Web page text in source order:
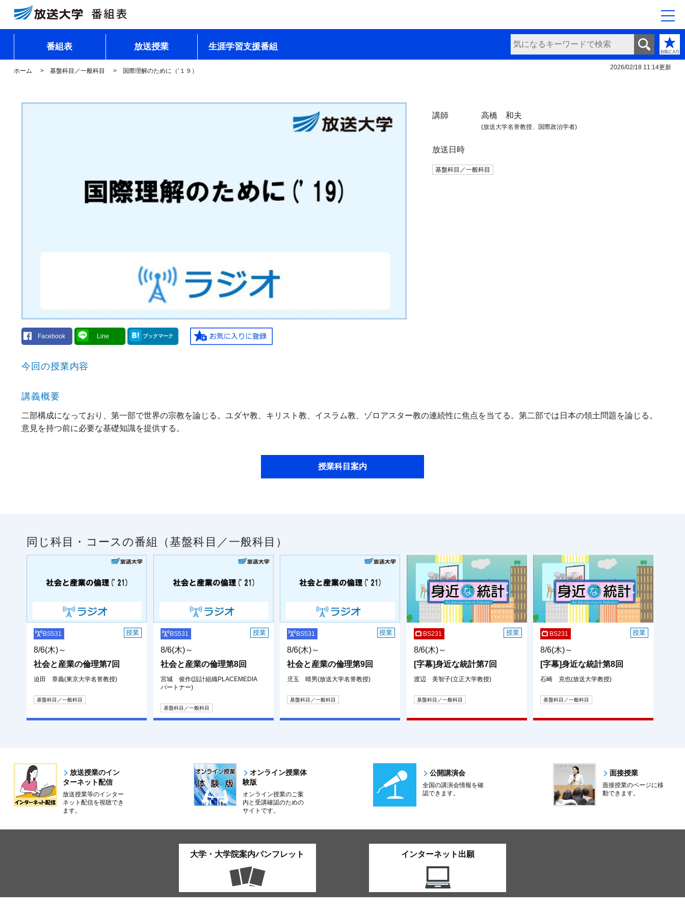
番組表 放送授業 生涯学習支援番組
2026/02/18 11:14更新
ホーム 基盤科目／一般科目 国際理解のために（’１９）
講師 高橋 和夫
(放送大学名誉教授、国際政治学者)
放送日時
基盤科目／一般科目
Facebook Line ブックマーク
今回の授業内容
講義概要
二部構成になっており、第一部で世界の宗教を論じる。ユダヤ教、キリスト教、イスラム教、ゾロアスター教の連続性に焦点を当てる。第二部では日本の領土問題を論じる。
意見を持つ前に必要な基礎知識を提供する。
授業科目案内
同じ科目・コースの番組（基盤科目／一般科目）
BS531 授業
8/6(木)～
社会と産業の倫理第7回
迫田 章義(東京大学名誉教授)
基盤科目／一般科目
BS531 授業
8/6(木)～
社会と産業の倫理第8回
宮城 俊作(設計組織PLACEMEDIA
パートナー)
基盤科目／一般科目
BS531 授業
8/6(木)～
社会と産業の倫理第9回
児玉 晴男(放送大学名誉教授)
基盤科目／一般科目
BS231 授業
8/6(木)～
[字幕]身近な統計第7回
渡辺 美智子(立正大学教授)
基盤科目／一般科目
BS231 授業
8/6(木)～
[字幕]身近な統計第8回
石崎 克也(放送大学教授)
基盤科目／一般科目
放送授業のイン
ターネット配信
放送授業等のインター
ネット配信を視聴でき
ます。
オンライン授業体
験版
オンライン授業のご案
内と受講確認のための
サイトです。
公開講演会
全国の講演会情報を確
認できます。
面接授業
面接授業のページに移
動できます。
大学・大学院案内パンフレット インターネット出願